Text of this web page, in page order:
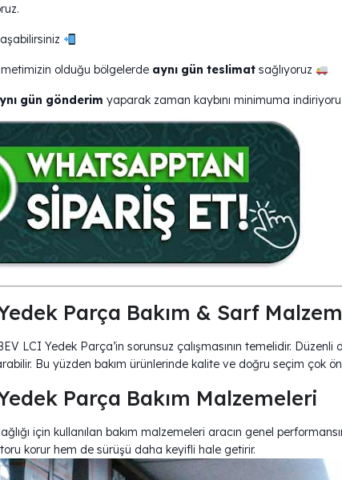
olduğu bölgelerde aynı gün teslimat sağlıyoruz
gün gönderim yaparak zaman kaybını minimuma
Parça Bakım & Sarf
LCI Yedek Parça’in sorunsuz çalışmasının temelidir. Düzenli
Bu yüzden bakım ürünlerinde kalite ve doğru seçim çok
Parça Bakım Malzemeleri
için kullanılan bakım malzemeleri aracın genel
korur hem de sürüşü daha keyifli hale getirir.